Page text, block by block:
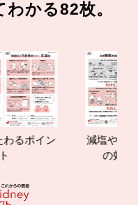
かる82枚。
ン
減塩やたんぱく
の効果と重要